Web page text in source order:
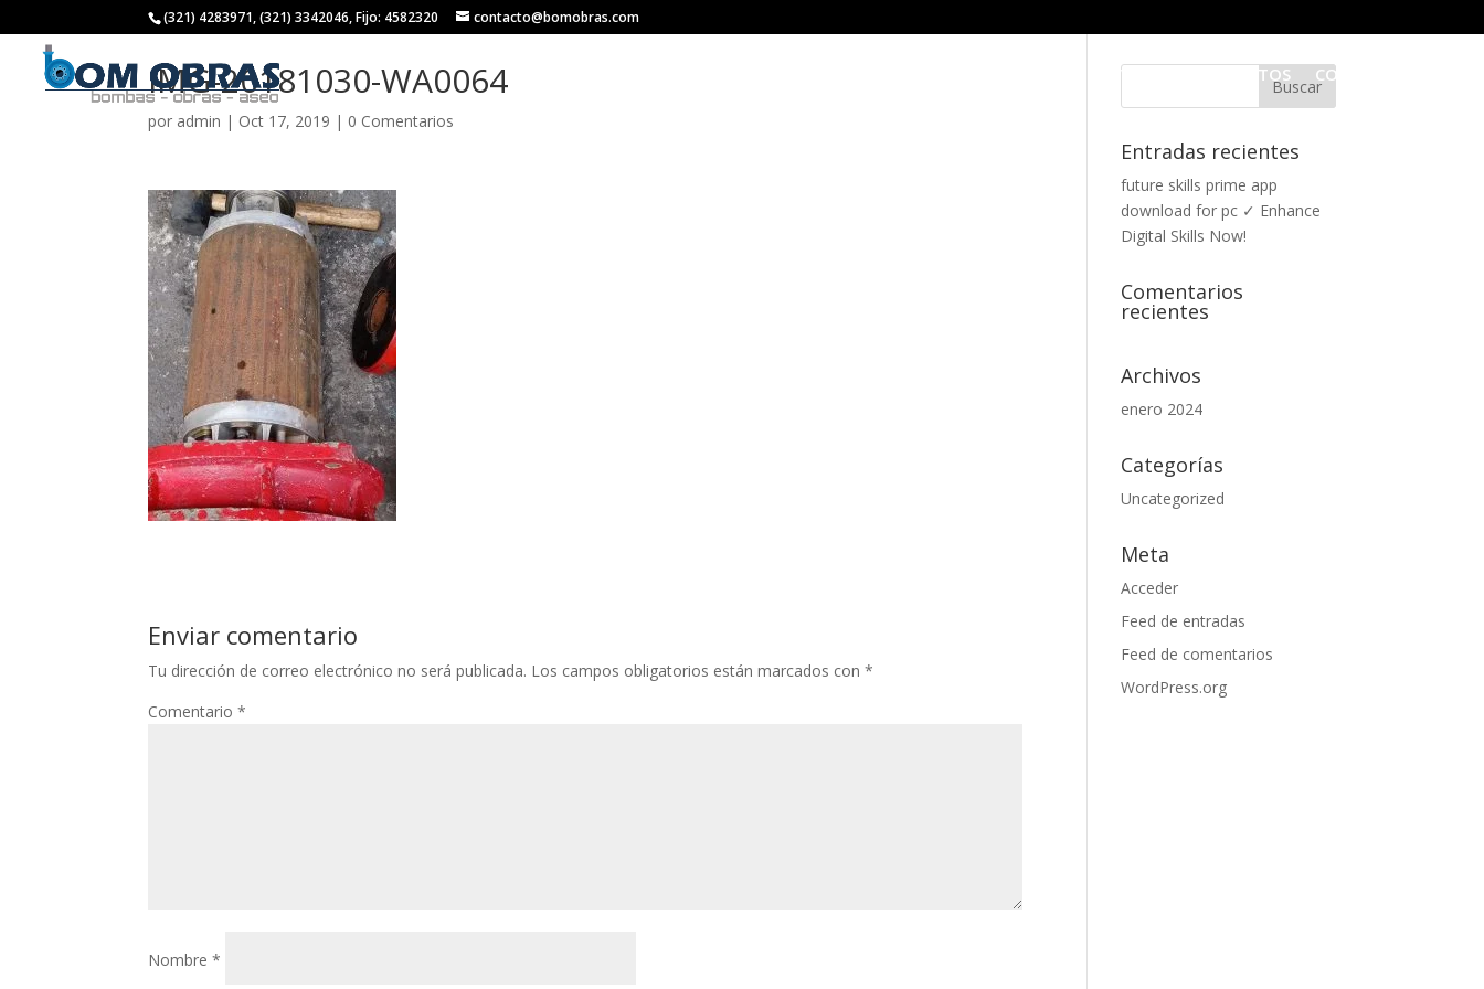
(321) 4283971, (321) 3342046, Fijo: 4582320 contacto@bomobras.com
SERVICIOS PROYECTOS CONTACTO
IMG-20181030-WA0064
por admin | Oct 17, 2019 | 0 Comentarios
Enviar comentario
Tu dirección de correo electrónico no será publicada. Los campos obligatorios están marcados con*
Comentario*
Nombre*
Entradas recientes
future skills prime app
download for pc ✓ Enhance
Digital Skills Now!
Comentarios
recientes
Archivos
enero 2024
Categorías
Uncategorized
Meta
Acceder
Feed de entradas
Feed de comentarios
WordPress.org